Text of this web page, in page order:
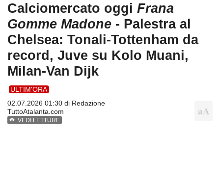
Calciomercato oggi Frana
Gomme Madone - Palestra al
Chelsea: Tonali-Tottenham da
record, Juve su Kolo Muani,
Milan-Van Dijk
ULTIM'ORA
02.07.2026 01:30 di Redazione
TuttoAtalanta.com
VEDI LETTURE